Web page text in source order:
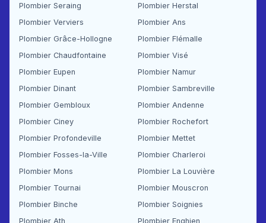
Plombier Seraing
Plombier Herstal
Plombier Verviers
Plombier Ans
Plombier Grâce-Hollogne
Plombier Flémalle
Plombier Chaudfontaine
Plombier Visé
Plombier Eupen
Plombier Namur
Plombier Dinant
Plombier Sambreville
Plombier Gembloux
Plombier Andenne
Plombier Ciney
Plombier Rochefort
Plombier Profondeville
Plombier Mettet
Plombier Fosses-la-Ville
Plombier Charleroi
Plombier Mons
Plombier La Louvière
Plombier Tournai
Plombier Mouscron
Plombier Binche
Plombier Soignies
Plombier Ath
Plombier Enghien